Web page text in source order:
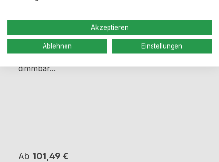
3 verschiedene Set Größen - Lichtfarbe wählbar,
dimmbar...
Regulärer Preis:
Ab 101,49 €
Akzeptieren
Ablehnen Einstellungen